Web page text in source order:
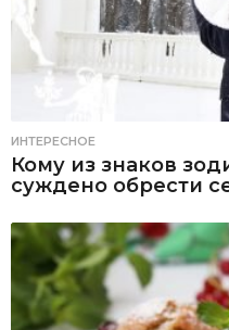
ИНТЕРЕСНОЕ
Кому из знаков
суждено обрести